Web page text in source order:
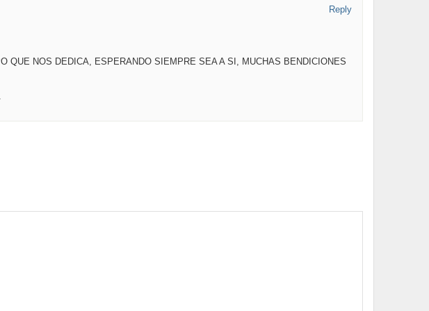
QUE NOS DEDICA, ESPERANDO SIEMPRE SEA A SI, MUCHAS BENDICIONES
Reply